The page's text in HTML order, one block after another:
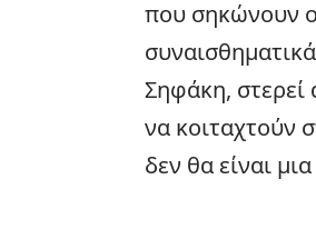
που σηκώνουν
Σηφάκη, στερεί
να κοιταχτούν
δεν θα είναι